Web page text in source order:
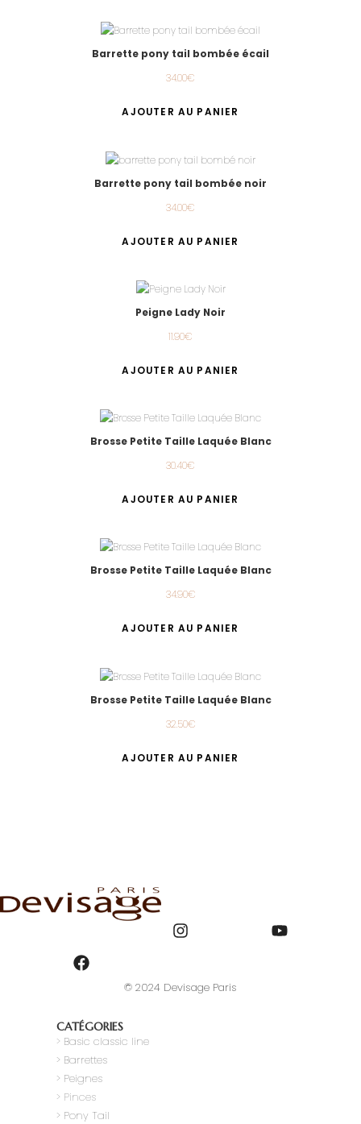
Barrette pony tail bombée écail
34.00€
AJOUTER AU PANIER
Barrette pony tail bombée noir
34.00€
AJOUTER AU PANIER
Peigne Lady Noir
11.90€
AJOUTER AU PANIER
Brosse Petite Taille Laquée Blanc
30.40€
AJOUTER AU PANIER
Brosse Petite Taille Laquée Blanc
34.90€
AJOUTER AU PANIER
Brosse Petite Taille Laquée Blanc
32.50€
AJOUTER AU PANIER
© 2024 Devisage Paris
CATÉGORIES
> Basic classic line
> Barrettes
> Peignes
> Pinces
> Pony Tail